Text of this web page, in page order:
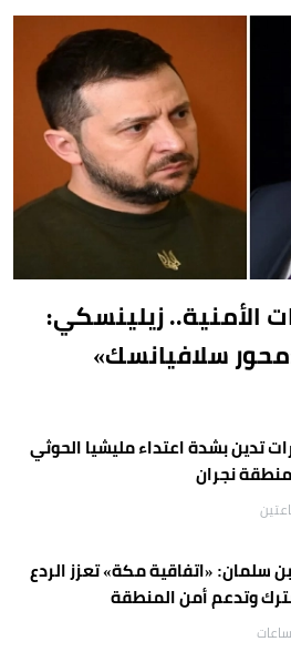
الأمنية.. زيلينسكي:
سلافيانسك»
تدين بشدة اعتداء مليشيا الحوثي
نجران
سلمان: «اتفاقية مكة» تعزز الردع
وتدعم أمن المنطقة